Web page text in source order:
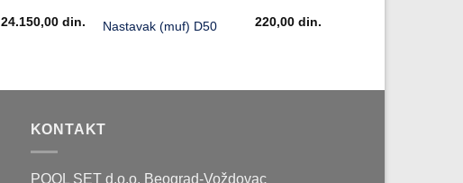
24.150,00 din. Nastavak (muf) D50 220,00din.
KONTAKT
POOL SET d.o.o. Beograd-Voždovac